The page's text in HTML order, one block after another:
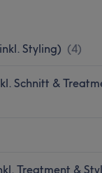
Styling) (4)
Schnitt &
Treatment &